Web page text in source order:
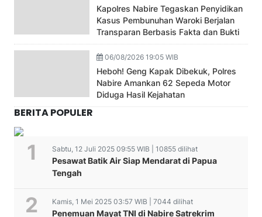
Kapolres Nabire Tegaskan Penyidikan
Kasus Pembunuhan Waroki Berjalan
Transparan Berbasis Fakta dan Bukti
06/08/2026 19:05 WIB
Heboh! Geng Kapak Dibekuk, Polres
Nabire Amankan 62 Sepeda Motor
Diduga Hasil Kejahatan
BERITA POPULER
Sabtu, 12 Juli 2025 09:55 WIB | 10855 dilihat
Pesawat Batik Air Siap Mendarat di Papua
Tengah
Kamis, 1 Mei 2025 03:57 WIB | 7044 dilihat
Penemuan Mayat TNI di Nabire Satrekrim